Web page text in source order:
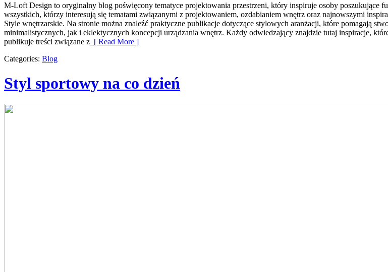
M-Loft Design to oryginalny blog poświęcony tematyce projektowania przestrzeni, który inspiruje osoby poszukujące
wszystkich, którzy interesują się tematami związanymi z projektowaniem, ozdabianiem wnętrz oraz najnowszymi
Style wnętrzarskie. Na stronie można znaleźć praktyczne publikacje dotyczące stylowych aranżacji, które pomagają
minimalistycznych, jak i eklektycznych koncepcji urządzania wnętrz. Każdy odwiedzający znajdzie tutaj inspiracje,
publikuje treści związane z [ Read More ]
Categories: Blog
Styl sportowy na co dzień